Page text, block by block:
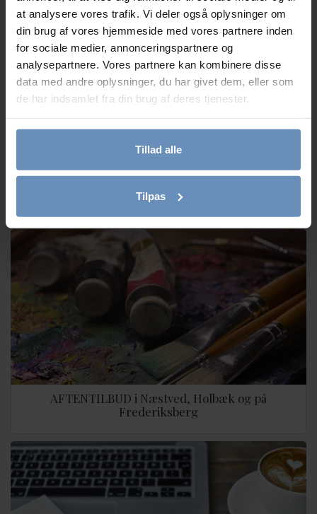
at analysere vores trafik. Vi deler også oplysninger om
din brug af vores hjemmeside med vores partnere inden
for sociale medier, annonceringspartnere og
analysepartnere. Vores partnere kan kombinere disse
data med andre oplysninger, du har givet dem, eller som
de har indsamlet fra din brug af deres tjenester.
Tillad alle
Tilpas
AFTENTILBUD i Næstved, Holbæk og på
Frederiksberg